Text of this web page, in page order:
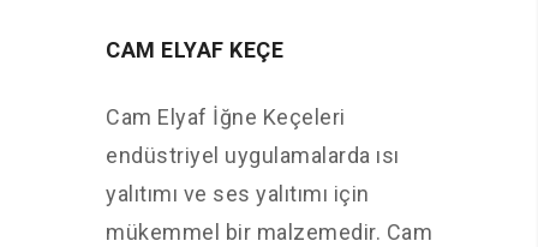
CAM ELYAF KEÇE
Cam Elyaf İğne Keçeleri
endüstriyel uygulamalarda ısı
yalıtımı ve ses yalıtımı için
mükemmel bir malzemedir. Cam